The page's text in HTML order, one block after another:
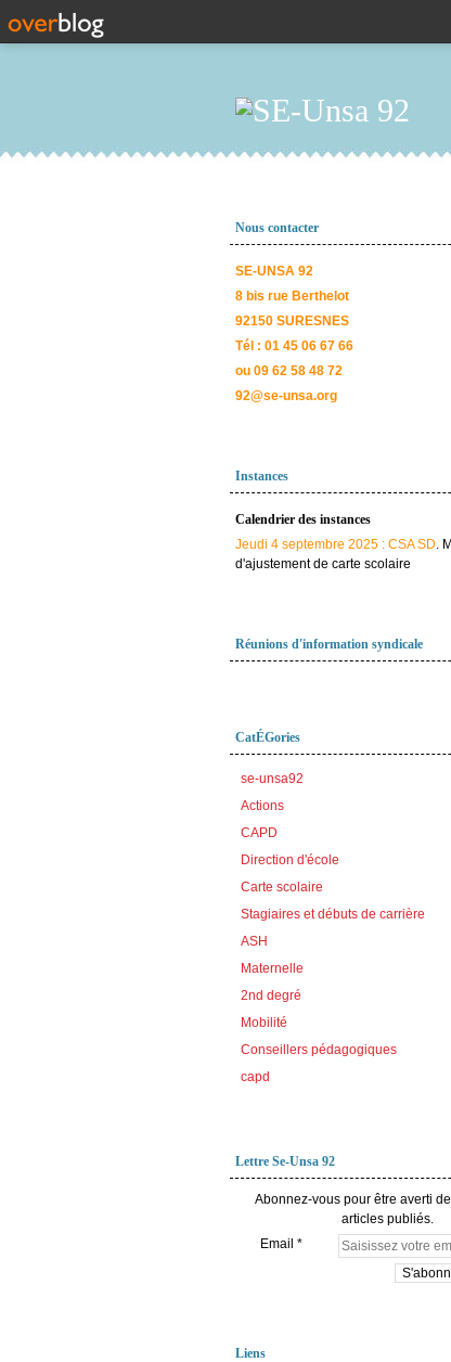
Nous contacter
SE-UNSA 92
8 bis rue Berthelot
92150 SURESNES
Tél : 01 45 06 67 66
ou 09 62 58 48 72
92@se-unsa.org
Instances
Calendrier des instances
Jeudi 4 septembre 2025 : CSA SD.
d'ajustement de carte scolaire
Réunions d'information syndicale
CatÉGories
se-unsa92
Actions
CAPD
Direction d'école
Carte scolaire
Stagiaires et débuts de carrière
ASH
Maternelle
2nd degré
Mobilité
Conseillers pédagogiques
capd
Lettre Se-Unsa 92
Abonnez-vous pour être averti
articles publiés.
Email
Liens